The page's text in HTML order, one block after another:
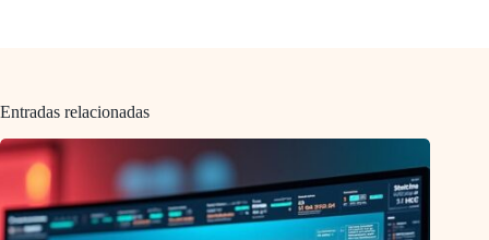
Entradas relacionadas